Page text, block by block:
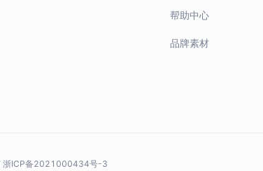
帮助中心
品牌素材
浙ICP备2021000434号-3